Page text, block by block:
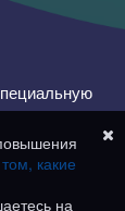
какие
на